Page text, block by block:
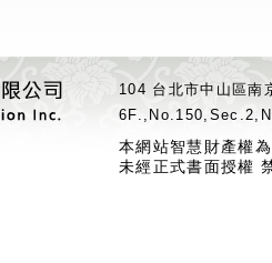
104 台北市中山區
本網站智慧財產權
未經正式書面授權